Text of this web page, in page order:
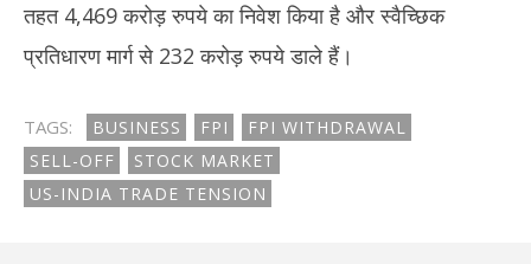
तहत 4,469 करोड़ रुपये का निवेश किया है और स्वैच्छिक
प्रतिधारण मार्ग से 232 करोड़ रुपये डाले हैं।
TAGS: BUSINESS FPI
FPI WITHDRAWAL
SELL-OFF
STOCK MARKET
US-INDIA TRADE TENSION